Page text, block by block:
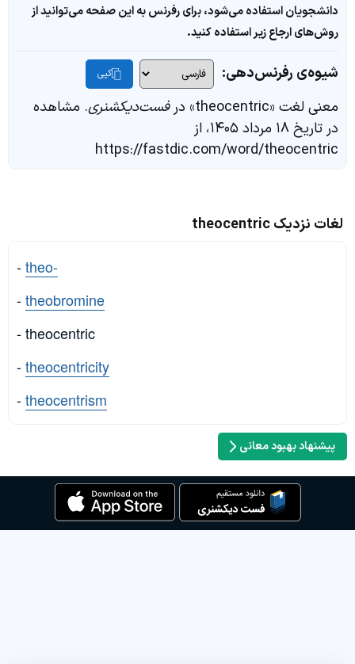
دانشجویان استفاده می‌شود، برای رفرنس به این صفحه می‌توانید از
روش‌های ارجاع زیر استفاده کنید.
شیوه‌ی رفرنس‌دهی: کپی
معنی لغت «theocentric» در فست‌دیکشنری. مشاهده
در تاریخ ۱۸ مرداد ۱۴۰۵، از
https://fastdic.com/word/theocentric
لغات نزدیک theocentric
-theo-
-theobromine
- theocentric
-theocentricity
-theocentrism
پیشنهاد بهبود معانی